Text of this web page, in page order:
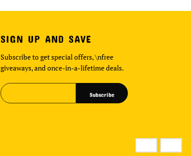
SIGN UP AND SAVE
Subscribe to get special offers, \nfree
giveaways, and once-in-a-lifetime deals.
Subscribe